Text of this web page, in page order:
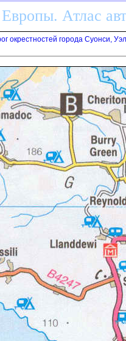
Атлас
окрестностей города Суонси,